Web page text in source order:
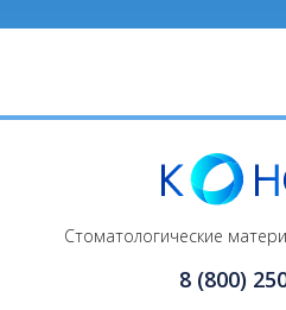
Стоматологические
8 (800)